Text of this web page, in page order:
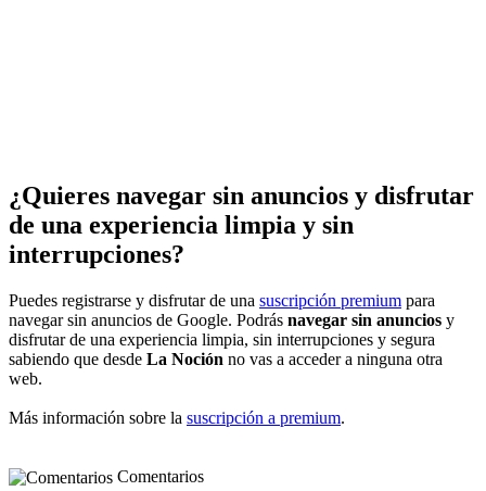
¿Quieres navegar sin anuncios y disfrutar
de una experiencia limpia y sin
interrupciones?
Puedes registrarse y disfrutar de una suscripción premium para
navegar sin anuncios de Google. Podrás navegar sin anuncios y
disfrutar de una experiencia limpia, sin interrupciones y segura
sabiendo que desde La Noción no vas a acceder a ninguna otra
web.
Más información sobre la suscripción a premium.
Comentarios